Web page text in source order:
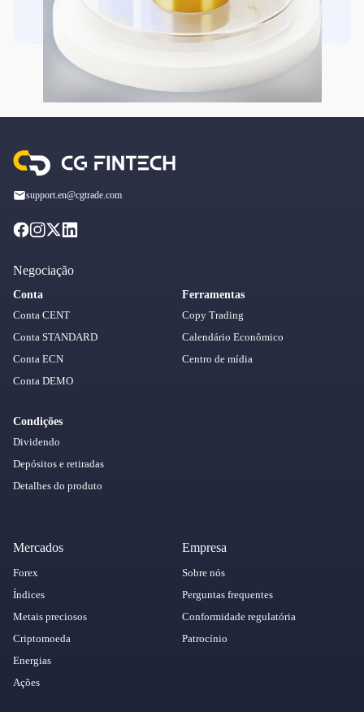
support.en@cgtrade.com
Negociação
Conta
Conta CENT
Conta STANDARD
Conta ECN
Conta DEMO
Condições
Dividendo
Depósitos e retiradas
Detalhes do produto
Ferramentas
Copy Trading
Calendário Econômico
Centro de mídia
Mercados
Forex
Índices
Metais preciosos
Criptomoeda
Energias
Ações
Empresa
Sobre nós
Perguntas frequentes
Conformidade regulatória
Patrocínio